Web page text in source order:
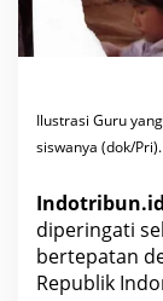
r
a
h
b
n
k
n
y
a
P
G
Ilustrasi Guru
siswanya (dok/Pri).
diperingati
bertepatan
Republik